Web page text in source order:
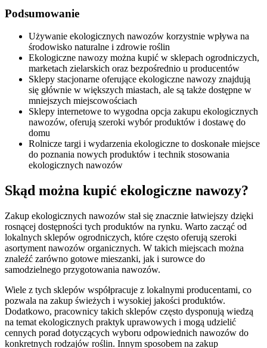
Podsumowanie
Używanie ekologicznych nawozów korzystnie wpływa na
środowisko naturalne i zdrowie roślin
Ekologiczne nawozy można kupić w sklepach ogrodniczych,
marketach zielarskich oraz bezpośrednio u producentów
Sklepy stacjonarne oferujące ekologiczne nawozy znajdują
się głównie w większych miastach, ale są także dostępne w
mniejszych miejscowościach
Sklepy internetowe to wygodna opcja zakupu ekologicznych
nawozów, oferują szeroki wybór produktów i dostawę do
domu
Rolnicze targi i wydarzenia ekologiczne to doskonałe miejsce
do poznania nowych produktów i technik stosowania
ekologicznych nawozów
Skąd można kupić ekologiczne nawozy?
Zakup ekologicznych nawozów stał się znacznie łatwiejszy dzięki
rosnącej dostępności tych produktów na rynku. Warto zacząć od
lokalnych sklepów ogrodniczych, które często oferują szeroki
asortyment nawozów organicznych. W takich miejscach można
znaleźć zarówno gotowe mieszanki, jak i surowce do
samodzielnego przygotowania nawozów.
Wiele z tych sklepów współpracuje z lokalnymi producentami, co
pozwala na zakup świeżych i wysokiej jakości produktów.
Dodatkowo, pracownicy takich sklepów często dysponują wiedzą
na temat ekologicznych praktyk uprawowych i mogą udzielić
cennych porad dotyczących wyboru odpowiednich nawozów do
konkretnych rodzajów roślin. Innym sposobem na zakup